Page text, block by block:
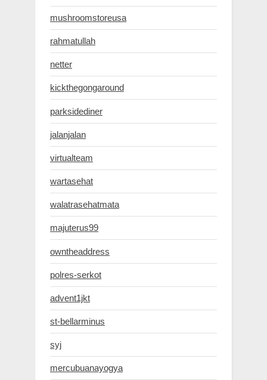
mushroomstoreusa
rahmatullah
netter
kickthegongaround
parksidediner
jalanjalan
virtualteam
wartasehat
walatrasehatmata
majuterus99
owntheaddress
polres-serkot
advent1jkt
st-bellarminus
syj
mercubuanayogya